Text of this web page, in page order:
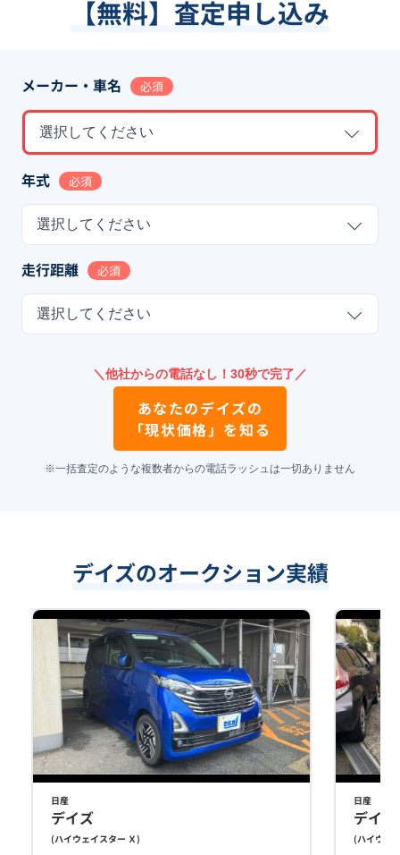
【無料】査定申し込み
メーカー・車名 必須
選択してください
年式 必須
選択してください
走行距離 必須
選択してください
＼他社からの電話なし！30秒で完了／
あなたのデイズの
「現状価格」を知る
※一括査定のような複数者からの電話ラッシュは一切ありません
デイズのオークション実績
日産
デイズ
(ハイウェイスター Ｘ)
日産
デイズ
(ハイウェ